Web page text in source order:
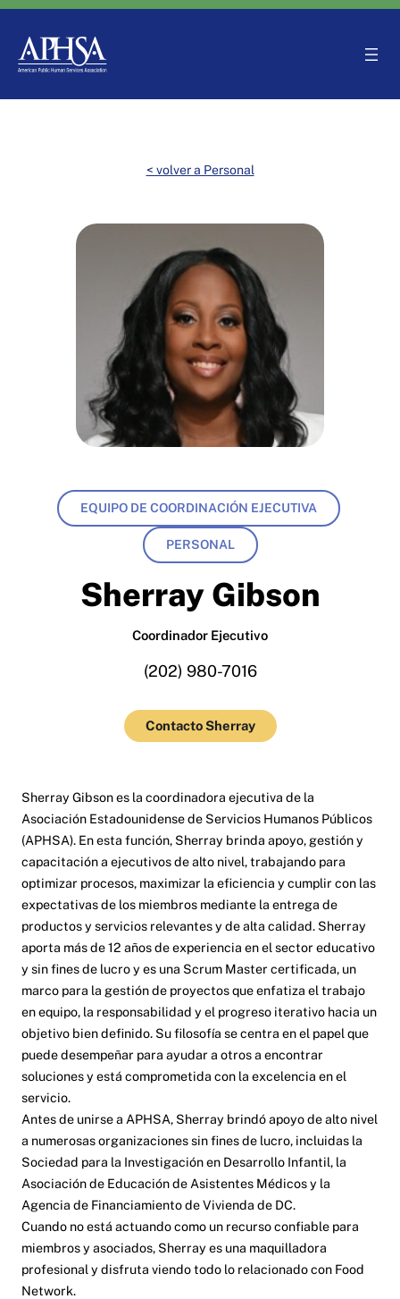
Saltar
contenido
< volver a Personal
EQUIPO DE COORDINACIÓN EJECUTIVA
PERSONAL
Sherray Gibson
Coordinador Ejecutivo
(202) 980-7016
Contacto Sherray
Sherray Gibson es la coordinadora ejecutiva de la
Asociación Estadounidense de Servicios Humanos Públicos
(APHSA). En esta función, Sherray brinda apoyo, gestión y
capacitación a ejecutivos de alto nivel, trabajando para
optimizar procesos, maximizar la eficiencia y cumplir con las
expectativas de los miembros mediante la entrega de
productos y servicios relevantes y de alta calidad. Sherray
aporta más de 12 años de experiencia en el sector educativo
y sin fines de lucro y es una Scrum Master certificada, un
marco para la gestión de proyectos que enfatiza el trabajo
en equipo, la responsabilidad y el progreso iterativo hacia un
objetivo bien definido. Su filosofía se centra en el papel que
puede desempeñar para ayudar a otros a encontrar
soluciones y está comprometida con la excelencia en el
servicio.
Antes de unirse a APHSA, Sherray brindó apoyo de alto nivel
a numerosas organizaciones sin fines de lucro, incluidas la
Sociedad para la Investigación en Desarrollo Infantil, la
Asociación de Educación de Asistentes Médicos y la
Agencia de Financiamiento de Vivienda de DC.
Cuando no está actuando como un recurso confiable para
miembros y asociados, Sherray es una maquilladora
profesional y disfruta viendo todo lo relacionado con Food
Network.